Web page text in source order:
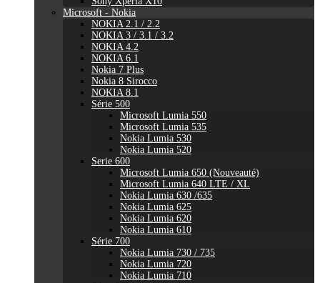
Microsoft - Nokia
NOKIA 2.1 / 2.2
NOKIA 3 / 3.1 / 3.2
NOKIA 4.2
NOKIA 6.1
Nokia 7 Plus
Nokia 8 Sirocco
NOKIA 8.1
Série 500
Microsoft Lumia 550
Microsoft Lumia 535
Nokia Lumia 530
Nokia Lumia 520
Serie 600
Microsoft Lumia 650 (Nouveauté)
Microsoft Lumia 640 LTE / XL
Nokia Lumia 630 /635
Nokia Lumia 625
Nokia Lumia 620
Nokia Lumia 610
Série 700
Nokia Lumia 730 / 735
Nokia Lumia 720
Nokia Lumia 710